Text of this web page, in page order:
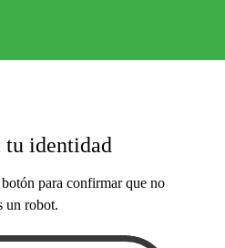
identidad
para confirmar que no
un robot.